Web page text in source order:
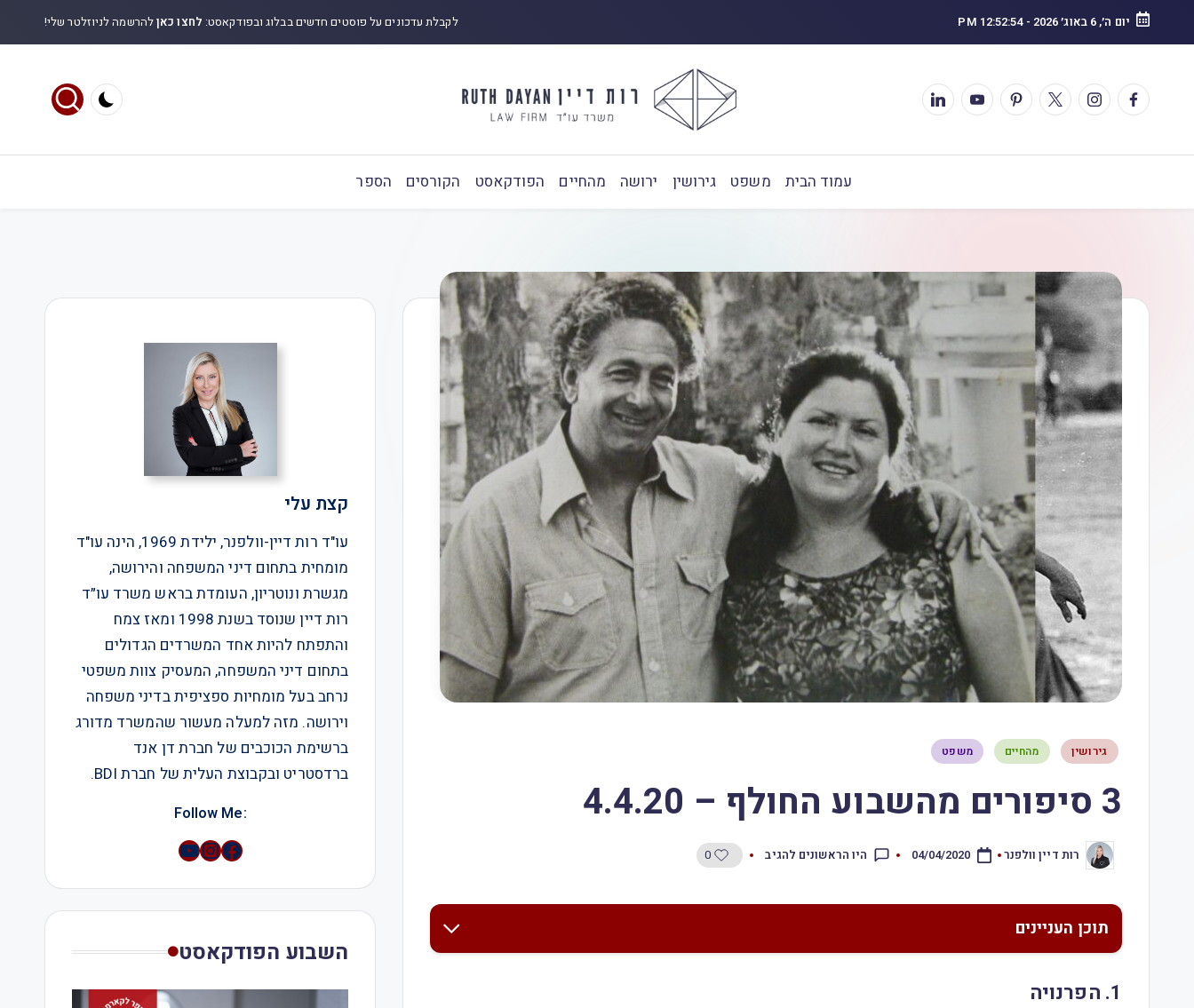
יום ה׳, 6 באוג׳ 2026 -
12:52:56 PM לקבלת עדכונים על פוסטים חדשים בבלוג ובפודקאסט: לחצו כאןלהרשמה לניוזלטר שלי!
עמוד הבית משפט גירושין ירושה מהחיים הפודקאסט הקורסים הספר
גירושין מהחיים משפט
3 סיפורים מהשבוע החולף – 4.4.20
רות דיין וולפנר 04/04/2020 היו הראשונים להגיב 0
תוכן העניינים
1. הפרנויה
קצת עלי
עו"ד רות דיין-וולפנר, ילידת 1969, הינה עו"ד
מומחית בתחום דיני המשפחה והירושה,
מגשרת ונוטריון, העומדת בראש משרד עו״ד
רות דיין שנוסד בשנת 1998 ומאז צמח
והתפתח להיות אחד המשרדים הגדולים
בתחום דיני המשפחה, המעסיק צוות משפטי
נרחב בעל מומחיות ספציפית בדיני משפחה
וירושה. מזה למעלה מעשור שהמשרד מדורג
ברשימת הכוכבים של חברת דן אנד
ברדסטריט ובקבוצת העלית של חברת BDI.
:Follow Me
Instagram
YouTube
השבוע הפודקאסט